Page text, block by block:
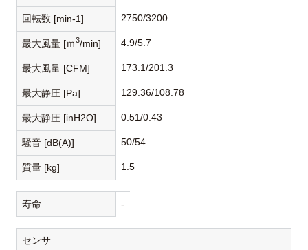
回転数 [min-1] 2750/3200
最大風量 [ｍ3/min] 4.9/5.7
最大風量 [CFM] 173.1/201.3
最大静圧 [Pa] 129.36/108.78
最大静圧 [inH2O] 0.51/0.43
騒音 [dB(A)] 50/54
質量 [kg] 1.5
寿命 -
センサ